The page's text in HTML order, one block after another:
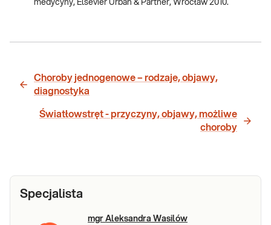
medycyny, Elsevier Urban & Partner, Wrocław 2010.
Choroby jednogenowe – rodzaje, objawy,
diagnostyka
Światłowstręt - przyczyny, objawy, możliwe
choroby
Specjalista
mgr Aleksandra Wasilów